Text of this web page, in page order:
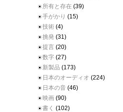
所有と存在 (39)
手がかり (15)
技術 (4)
挑発 (31)
提言 (20)
数字 (27)
新製品 (173)
日本のオーディオ (224)
日本の音 (46)
映画 (90)
書く (102)